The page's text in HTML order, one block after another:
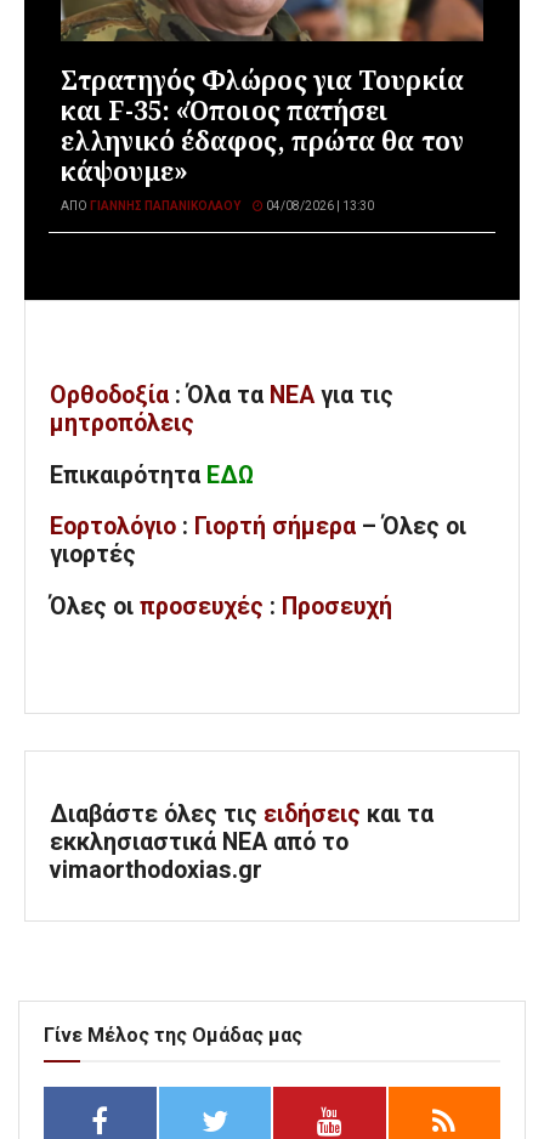
Στρατηγός Φλώρος για Τουρκία
και F-35: «Όποιος πατήσει
ελληνικό έδαφος, πρώτα θα τον
κάψουμε»
ΑΠΌ ΓΙΆΝΝΗΣ ΠΑΠΑΝΙΚΟΛΆΟΥ 04/08/2026 | 13:30
Ορθοδοξία : Όλα τα ΝΕΑ για τις
μητροπόλεις
Επικαιρότητα ΕΔΩ
Εορτολόγιο : Γιορτή σήμερα – Όλες οι
γιορτές
Όλες οι προσευχές : Προσευχή
Διαβάστε όλες τις ειδήσεις και τα
εκκλησιαστικά ΝΕΑ από το
vimaorthodoxias.gr
Γίνε Μέλος της Ομάδας μας